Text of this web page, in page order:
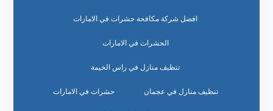
افضل شركة مكافحة حشرات في الامارات
الحشرات في الامارات
تنظيف منازل في راس الخيمة
تنظيف منازل في عجمان حشرات في الامارات